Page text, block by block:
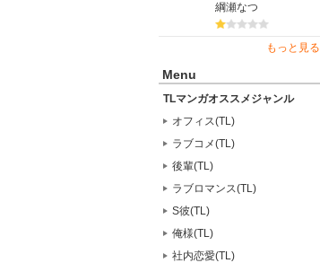
綱瀬なつ
もっと見る
Menu
TLマンガオススメジャンル
オフィス(TL)
ラブコメ(TL)
後輩(TL)
ラブロマンス(TL)
S彼(TL)
俺様(TL)
社内恋愛(TL)